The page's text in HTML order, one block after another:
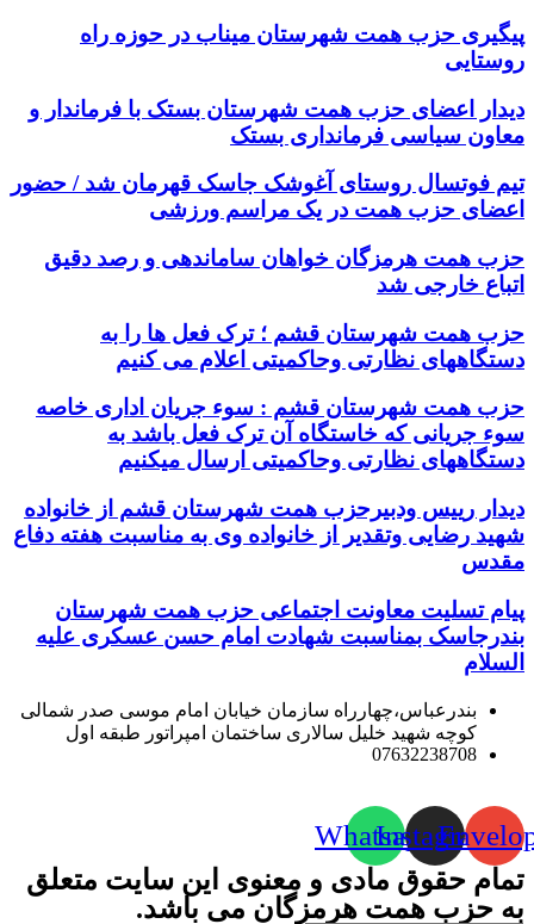
پیگیری حزب همت شهرستان میناب در حوزه راه
روستایی
دیدار اعضای حزب همت شهرستان بستک با فرماندار و
معاون سیاسی فرمانداری بستک
تیم فوتسال روستای آغوشک جاسک قهرمان شد / حضور
اعضای حزب همت در یک مراسم ورزشی
حزب همت هرمزگان خواهان ساماندهی و رصد دقیق
اتباع خارجی شد
حزب همت شهرستان قشم ؛ ترک فعل ها را به
دستگاههای نظارتی وحاکمیتی اعلام می کنیم
حزب همت شهرستان قشم : سوء جریان اداری خاصه
سوء جریانی که خاستگاه آن ترک فعل باشد به
دستگاههای نظارتی وحاکمیتی ارسال میکنیم
دیدار رییس ودبیرحزب همت شهرستان قشم از خانواده
شهید رضایی وتقدیر از خانواده وی به مناسبت هفته دفاع
مقدس
پیام تسلیت معاونت اجتماعی حزب همت شهرستان
بندرجاسک بمناسبت شهادت امام حسن عسکری علیه
السلام
بندرعباس،چهارراه سازمان خیابان امام موسی صدر شمالی
کوچه شهید خلیل سالاری ساختمان امپراتور طبقه اول
07632238708
Instagram
Whatsapp
تمام حقوق مادی و معنوی این سایت متعلق
به حزب همت هرمزگان می باشد.